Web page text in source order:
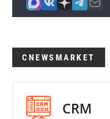
CNEWSMARKET
CRM